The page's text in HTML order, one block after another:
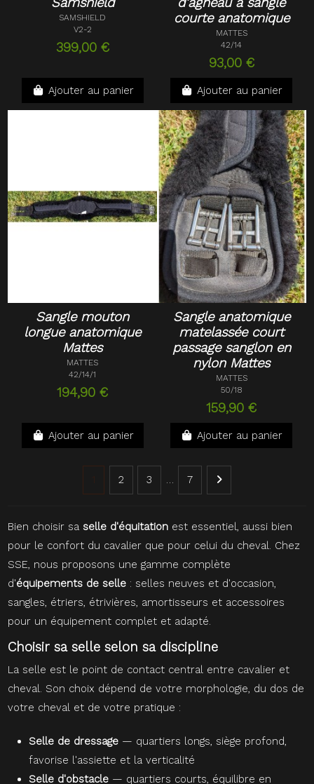
Samshield
SAMSHIELD
V2-2
399,00 €
Ajouter au panier
d'agneau à sangle
courte anatomique
MATTES
42/14
93,00 €
Ajouter au panier
Sangle mouton
longue anatomique
Mattes
MATTES
42/14/1
194,90 €
Ajouter au panier
Sangle anatomique
matelassée court
passage sanglon en
nylon Mattes
MATTES
50/18
159,90 €
Ajouter au panier
2 3 7
Bien choisir sa selle d'équitation est essentiel, aussi bien
pour le confort du cavalier que pour celui du cheval. Chez
SSE, nous proposons une gamme complète
d'équipements de selle : selles neuves et d'occasion,
sangles, étriers, étrivières, amortisseurs et accessoires
pour un équipement complet et adapté.
Choisir sa selle selon sa discipline
La selle est le point de contact central entre cavalier et
cheval. Son choix dépend de votre morphologie, du dos de
votre cheval et de votre pratique :
Selle de dressage — quartiers longs, siège profond,
favorise l'assiette et la verticalité
Selle d'obstacle — quartiers courts, équilibre en